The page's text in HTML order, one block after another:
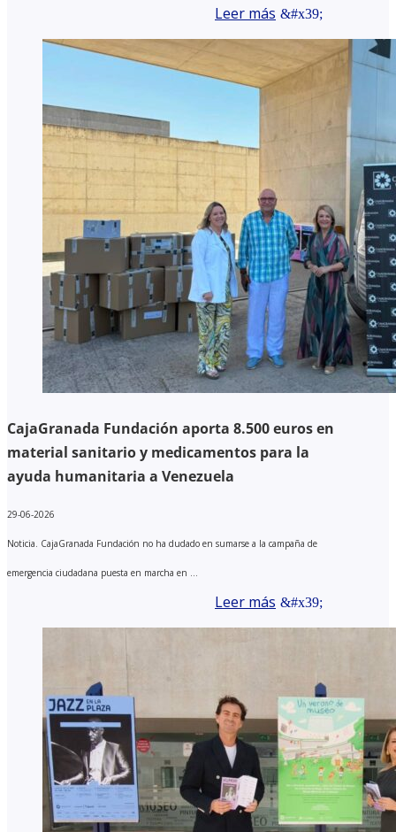
Leer más
CajaGranada Fundación aporta 8.500 euros en
material sanitario y medicamentos para la
ayuda humanitaria a Venezuela
29-06-2026
Noticia. CajaGranada Fundación no ha dudado en sumarse a la campaña de
emergencia ciudadana puesta en marcha en ...
Leer más